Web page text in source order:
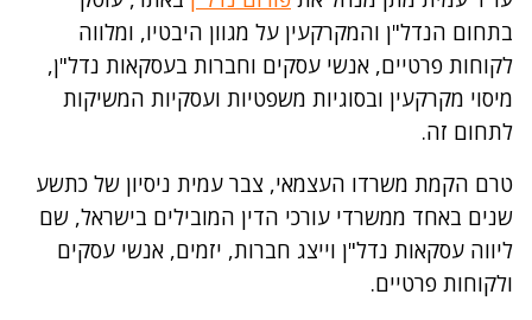
בתחום הנדל"ן והמקרקעין על מגוון היבטיו, ומלווה
לקוחות פרטיים, אנשי עסקים וחברות בעסקאות נדל"ן,
מיסוי מקרקעין ובסוגיות משפטיות ועסקיות המשיקות
לתחום זה.
טרם הקמת משרדו העצמאי, צבר עמית ניסיון של כתשע
שנים באחד ממשרדי עורכי הדין המובילים בישראל, שם
ליווה עסקאות נדל"ן וייצג חברות, יזמים, אנשי עסקים
ולקוחות פרטיים.